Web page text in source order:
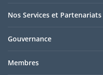
Nos Services et Partenariats
Gouvernance
Membres